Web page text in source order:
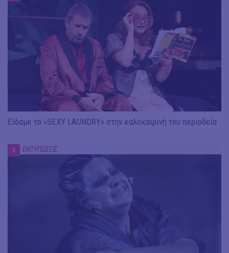
Είδαμε το «SEXY LAUNDRY» στην καλοκαιρινή του περιοδεία
# ΕΝΤΥΠΩΣΕΙΣ